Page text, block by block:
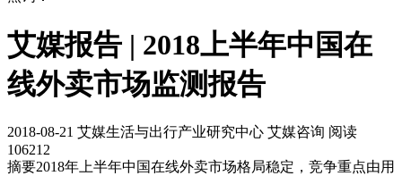
艾媒报告 | 2018上半年中国在
线外卖市场监测报告
2018-08-21 艾媒生活与出行产业研究中心 艾媒咨询 阅读
106212
摘要2018年上半年中国在线外卖市场格局稳定，竞争重点由用